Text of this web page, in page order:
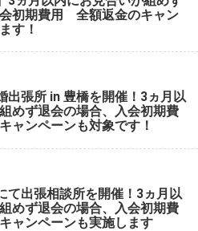
初期費用 全額返金のキャン
す！
出張所 in 豊橋を開催！3ヵ月以
めず退会の場合、入会初期費
ャンペーンも対象です！
て出張相談所を開催！3ヵ月以
めず退会の場合、入会初期費
ャンペーンも実施します